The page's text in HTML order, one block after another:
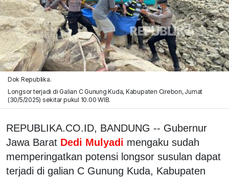
Dok Republika.
Longsor terjadi di Galian C Gunung Kuda, Kabupaten Cirebon, Jumat
(30/5/2025) sekitar pukul 10.00 WIB.
REPUBLIKA.CO.ID, BANDUNG -- Gubernur
Jawa Barat Dedi Mulyadi mengaku sudah
memperingatkan potensi longsor susulan dapat
terjadi di galian C Gunung Kuda, Kabupaten